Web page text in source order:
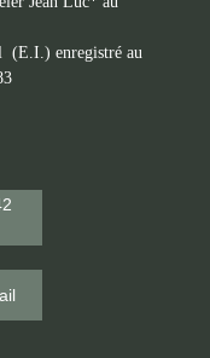
(E.I.) enregistré au